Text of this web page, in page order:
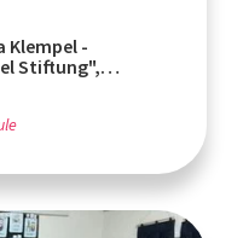
Klempel -
Stiftung",